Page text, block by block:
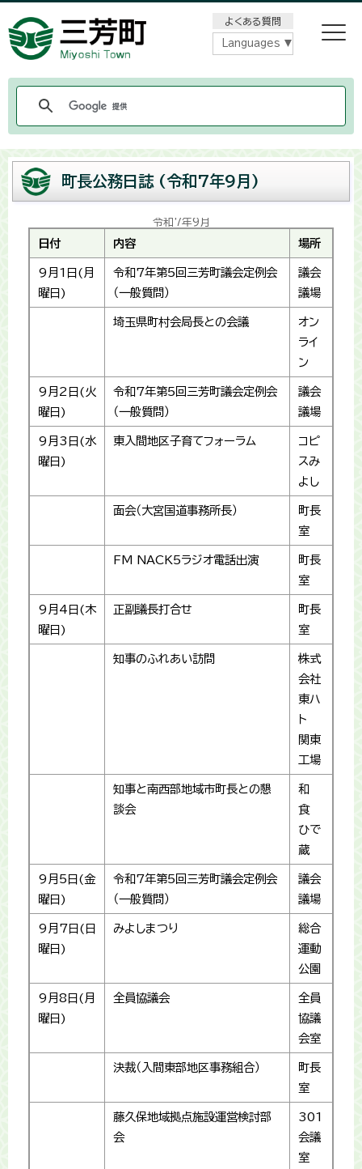
よくある質問
Languages
町長公務日誌 (令和7年9月)
令和7年9月
日付 内容 場所
9月1日(月
曜日)
令和7年第5回三芳町議会定例会
（一般質問）
議会
議場
埼玉県町村会局長との会議
オン
ライ
ン
9月2日(火
曜日)
令和7年第5回三芳町議会定例会
（一般質問）
議会
議場
9月3日(水
曜日)
東入間地区子育てフォーラム
コピ
スみ
よし
面会（大宮国道事務所長）
町長
室
FM NACK5ラジオ電話出演
町長
室
9月4日(木
曜日)
正副議長打合せ
町長
室
知事のふれあい訪問
株式
会社
東ハ
ト
関東
工場
知事と南西部地域市町長との懇
談会
和
食
ひで
蔵
9月5日(金
曜日)
令和7年第5回三芳町議会定例会
（一般質問）
議会
議場
9月7日(日
曜日)
みよしまつり
総合
運動
公園
9月8日(月
曜日)
全員協議会
全員
協議
会室
決裁（入間東部地区事務組合）
町長
室
藤久保地域拠点施設運営検討部
会
301
会議
室